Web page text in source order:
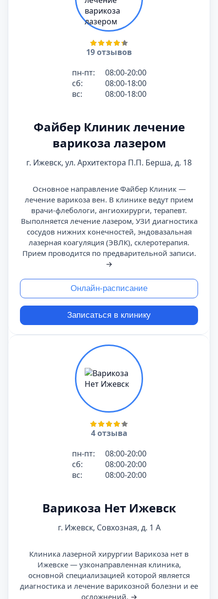
19 отзывов
пн-пт:
08:00-20:00
сб:
08:00-18:00
вс:
08:00-18:00
Файбер Клиник лечение
варикоза лазером
г. Ижевск, ул. Архитектора П.П. Берша, д. 18
Основное направление Файбер Клиник —
лечение варикоза вен. В клинике ведут прием
врачи-флебологи, ангиохирурги, терапевт.
Выполняется лечение лазером, УЗИ диагностика
сосудов нижних конечностей, эндовазальная
лазерная коагуляция (ЭВЛК), склеротерапия.
Прием проводится по предварительной записи.
→
Онлайн-расписание
Записаться в клинику
4 отзыва
пн-пт:
08:00-20:00
сб:
08:00-20:00
вс:
08:00-20:00
Варикоза Нет Ижевск
г. Ижевск, Совхозная, д. 1 А
Клиника лазерной хирургии Варикоза нет в
Ижевске — узконаправленная клиника,
основной специализацией которой является
диагностика и лечение варикозной болезни и ее
осложнений. →